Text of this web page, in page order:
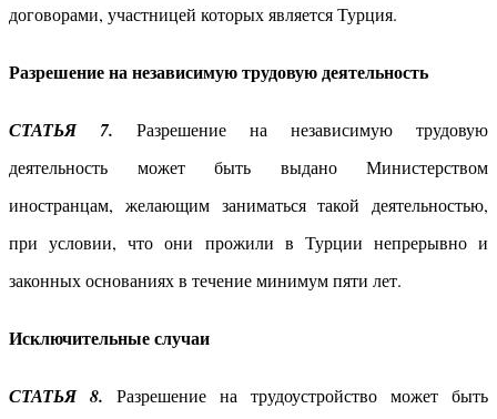
договорами, участницей которых является Турция.
Разрешение на независимую трудовую деятельность
СТАТЬЯ 7. Разрешение на независимую трудовую
деятельность может быть выдано Министерством
иностранцам, желающим заниматься такой деятельностью,
при условии, что они прожили в Турции непрерывно и
законных основаниях в течение минимум пяти лет.
Исключительные случаи
СТАТЬЯ 8. Разрешение на трудоустройство может быть